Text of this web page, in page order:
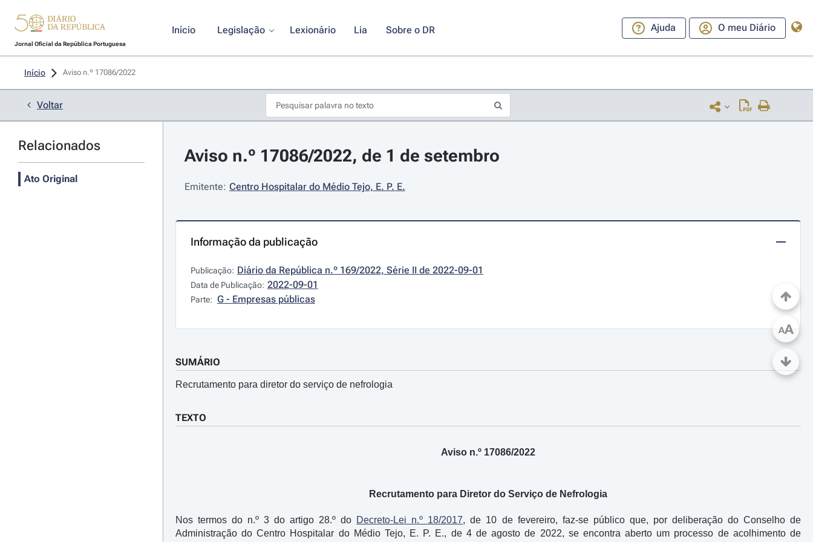
Jornal Oficial da República Portuguesa
Início Legislação Lexionário Lia Sobre o DR Ajuda O meu Diário
Início Aviso n.º 17086/2022
Voltar
Relacionados
Ato Original
Aviso n.º 17086/2022, de 1 de setembro
Emitente: Centro Hospitalar do Médio Tejo, E. P. E.
Informação da publicação
Publicação: Diário da República n.º 169/2022, Série II de 2022-09-01
Data de Publicação: 2022-09-01
Parte: G - Empresas públicas
SUMÁRIO
Recrutamento para diretor do serviço de nefrologia
TEXTO
Aviso n.º 17086/2022
Recrutamento para Diretor do Serviço de Nefrologia
Nos termos do n.º 3 do artigo 28.º do Decreto-Lei n.º 18/2017, de 10 de fevereiro, faz-se público que, por deliberação do Conselho de
Administração do Centro Hospitalar do Médio Tejo, E. P. E., de 4 de agosto de 2022, se encontra aberto um processo de acolhimento de
AA